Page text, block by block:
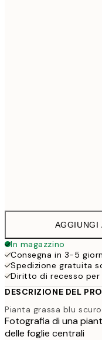
AGGIUNGI
In magazzino
Consegna in 3-5
Spedizione gratuita
Diritto di recesso per
DESCRIZIONE DEL
Pianta grassa blu scuro
Fotografia di una
delle foglie centrali